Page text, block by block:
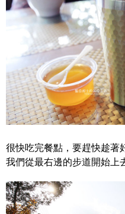
很快吃完餐點，要趕快趁著
我們從最右邊的步道開始上